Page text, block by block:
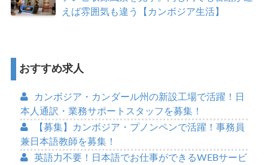
えば雰囲気も違う【カンボジア生活】
おすすめ求人
カンボジア・カンダール州の新設工場で活躍！日
本人通訳・業務サポートスタッフを募集！
【募集】カンボジア・プノンペンで活躍！事務員
兼日本語教師を募集！
英語力不要！日本語でお仕事ができるWEBサービ